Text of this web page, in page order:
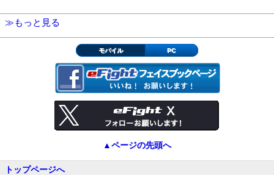
≫もっと見る
モバイル PC
▲ページの先頭へ
トップページへ